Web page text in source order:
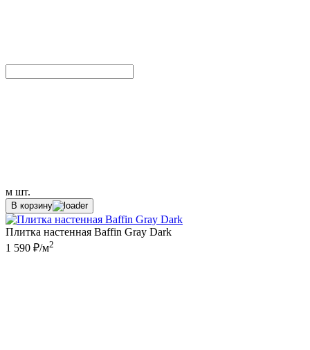
м шт.
В корзину
Плитка настенная Baffin Gray Dark
1 590 ₽/м2